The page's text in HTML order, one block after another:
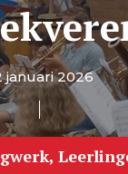
januari 2026
,